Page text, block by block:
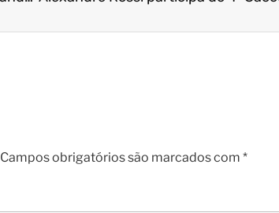
Campos obrigatórios são marcados com *